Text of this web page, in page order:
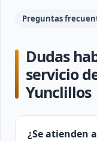
Preguntas
Dudas
servicio
Yunclillos
¿Se atienden